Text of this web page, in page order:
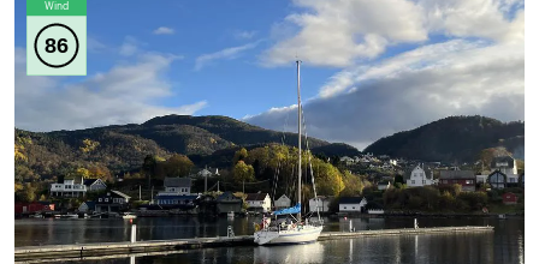
Wind
86